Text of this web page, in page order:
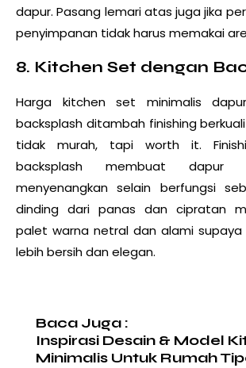
dapur. Pasang lemari atas juga jika
penyimpanan tidak harus memakai
8. Kitchen Set dengan
Harga kitchen set minimalis
backsplash ditambah finishing
tidak murah, tapi worth it.
backsplash membuat dapur
menyenangkan selain berfungsi
dinding dari panas dan cipratan
palet warna netral dan alami
lebih bersih dan elegan.
Baca Juga :
Inspirasi Desain & Model
Minimalis Untuk Rumah